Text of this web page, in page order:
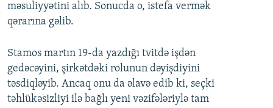
məsuliyyətini alıb. Sonucda o, istefa vermək
qərarına gəlib.
Stamos martın 19-da yazdığı tvitdə işdən
gedəcəyini, şirkətdəki rolunun dəyişdiyini
təsdiqləyib. Ancaq onu da əlavə edib ki, seçki
təhlükəsizliyi ilə bağlı yeni vəzifələriylə tam